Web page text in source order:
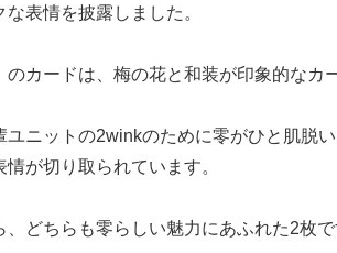
表情を披露しました。
カードは、梅の花と和装が印象的なカ
ユニットの2winkのために零がひと肌脱
が切り取られています。
どちらも零らしい魅力にあふれた2枚で